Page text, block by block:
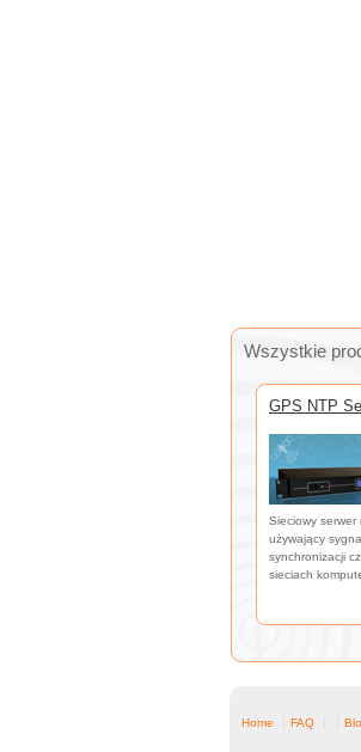
Wszystkie
GPS NTP
Sieciowy serwer
używający
synchronizacji
sieciach
Home FAQ